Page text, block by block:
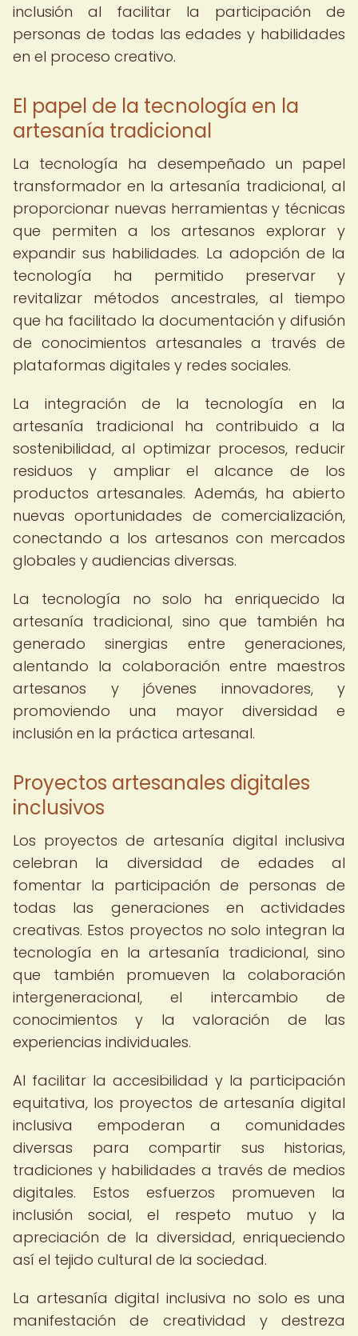
inclusión al facilitar la participación de
personas de todas las edades y habilidades
en el proceso creativo.
El papel de la tecnología en la
artesanía tradicional
La tecnología ha desempeñado un papel
transformador en la artesanía tradicional, al
proporcionar nuevas herramientas y técnicas
que permiten a los artesanos explorar y
expandir sus habilidades. La adopción de la
tecnología ha permitido preservar y
revitalizar métodos ancestrales, al tiempo
que ha facilitado la documentación y difusión
de conocimientos artesanales a través de
plataformas digitales y redes sociales.
La integración de la tecnología en la
artesanía tradicional ha contribuido a la
sostenibilidad, al optimizar procesos, reducir
residuos y ampliar el alcance de los
productos artesanales. Además, ha abierto
nuevas oportunidades de comercialización,
conectando a los artesanos con mercados
globales y audiencias diversas.
La tecnología no solo ha enriquecido la
artesanía tradicional, sino que también ha
generado sinergias entre generaciones,
alentando la colaboración entre maestros
artesanos y jóvenes innovadores, y
promoviendo una mayor diversidad e
inclusión en la práctica artesanal.
Proyectos artesanales digitales
inclusivos
Los proyectos de artesanía digital inclusiva
celebran la diversidad de edades al
fomentar la participación de personas de
todas las generaciones en actividades
creativas. Estos proyectos no solo integran la
tecnología en la artesanía tradicional, sino
que también promueven la colaboración
intergeneracional, el intercambio de
conocimientos y la valoración de las
experiencias individuales.
Al facilitar la accesibilidad y la participación
equitativa, los proyectos de artesanía digital
inclusiva empoderan a comunidades
diversas para compartir sus historias,
tradiciones y habilidades a través de medios
digitales. Estos esfuerzos promueven la
inclusión social, el respeto mutuo y la
apreciación de la diversidad, enriqueciendo
así el tejido cultural de la sociedad.
La artesanía digital inclusiva no solo es una
manifestación de creatividad y destreza